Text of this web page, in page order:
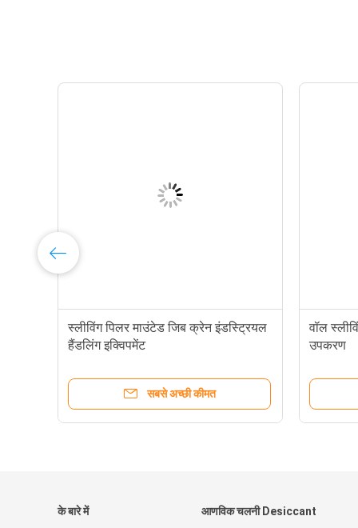
स्लीविंग पिलर माउंटेड जिब क्रेन इंडस्ट्रियल
हैंडलिंग इक्विपमेंट
सबसे अच्छी कीमत
वॉल
उपकरण
के बारे में आणविक चलनी Desiccant